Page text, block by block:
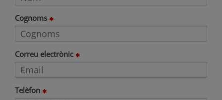
Cognoms
Correu electrònic
Telèfon